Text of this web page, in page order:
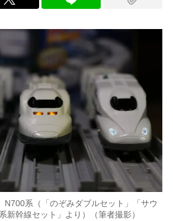
N700系（「のぞみダブルセット」「サウ
新幹線セット」より）（筆者撮影）